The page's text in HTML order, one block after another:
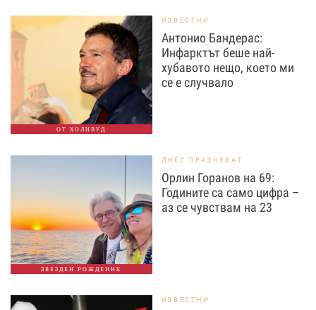
ОТ ХОЛИВУД
ИЗВЕСТНИ
Антонио Бандерас:
Инфарктът беше най-
хубавото нещо, което ми
се е случвало
ЗВЕЗДЕН РОЖДЕНИК
ДНЕС ПРАЗНУВАТ
Орлин Горанов на 69:
Годините са само цифра –
аз се чувствам на 23
ИЗВЕСТНИ